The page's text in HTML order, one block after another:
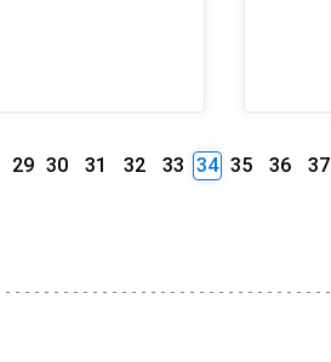
29 30 31 32 33 34 35 36 37